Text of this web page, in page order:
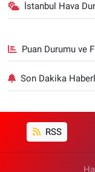
İstanbul Hava
Puan Durumu ve
Son Dakika
RSS